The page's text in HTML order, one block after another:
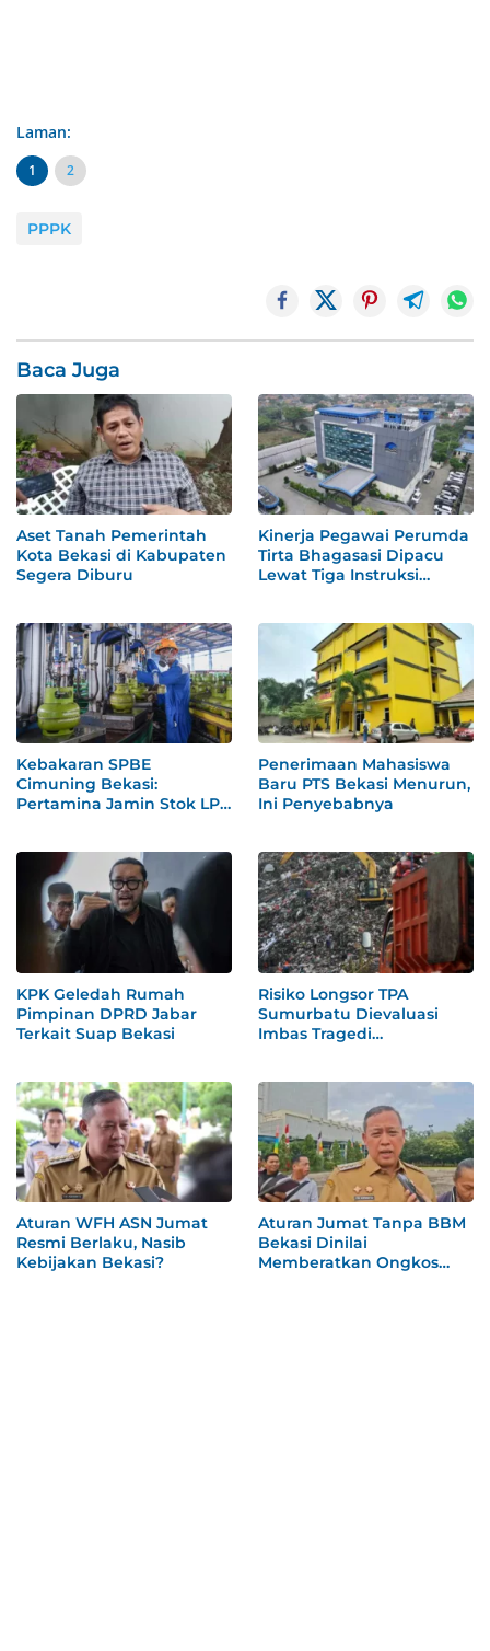
Laman:
1 2
PPPK
Baca Juga
Aset Tanah Pemerintah
Kota Bekasi di Kabupaten
Segera Diburu
Kinerja Pegawai Perumda
Tirta Bhagasasi Dipacu
Lewat Tiga Instruksi
Kebakaran SPBE
Cimuning Bekasi:
Pertamina Jamin Stok LPG
Penerimaan Mahasiswa
Baru PTS Bekasi Menurun,
Ini Penyebabnya
KPK Geledah Rumah
Pimpinan DPRD Jabar
Terkait Suap Bekasi
Risiko Longsor TPA
Sumurbatu Dievaluasi
Imbas Tragedi
Aturan WFH ASN Jumat
Resmi Berlaku, Nasib
Kebijakan Bekasi?
Aturan Jumat Tanpa BBM
Bekasi Dinilai
Memberatkan Ongkos